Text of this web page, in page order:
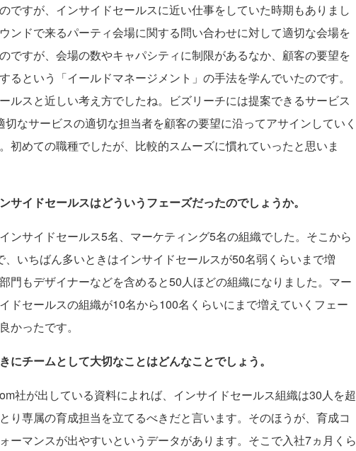
ですが、インサイドセールスに近い仕事をしていた時期もありまし
ンドで来るパーティ会場に関する問い合わせに対して適切な会場を
ですが、会場の数やキャパシティに制限があるなか、顧客の要望を
るという「イールドマネージメント」の手法を学んでいたのです。
ルスと近しい考え方でしたね。ビズリーチには提案できるサービス
なサービスの適切な担当者を顧客の要望に沿ってアサインしていく
初めての職種でしたが、比較的スムーズに慣れていったと思いま
イドセールスはどういうフェーズだったのでしょうか。
ンサイドセールス5名、マーケティング5名の組織でした。そこから
、いちばん多いときはインサイドセールスが50名弱くらいまで増
門もデザイナーなどを含めると50人ほどの組織になりました。マー
ドセールスの組織が10名から100名くらいにまで増えていくフェー
かったです。
チームとして大切なことはどんなことでしょう。
社が出している資料によれば、インサイドセールス組織は30人を超
り専属の育成担当を立てるべきだと言います。そのほうが、育成コ
ーマンスが出やすいというデータがあります。そこで入社7ヵ月くら